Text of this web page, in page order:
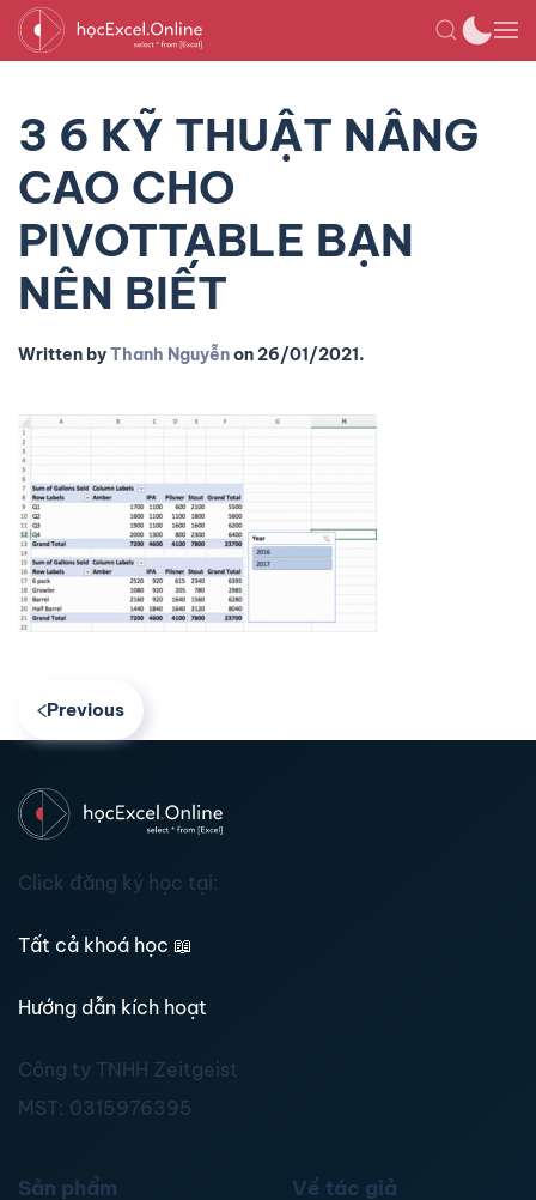
3 6 KỸ THUẬT NÂNG
CAO CHO
PIVOTTABLE BẠN
NÊN BIẾT
Written byThanh Nguyễnon26/01/2021.
Previous
Click đăng ký học tại:
Tất cả khoá học 📖
Hướng dẫn kích hoạt
Công ty TNHH Zeitgeist
MST: 0315976395
Sản phẩm Về tác giả